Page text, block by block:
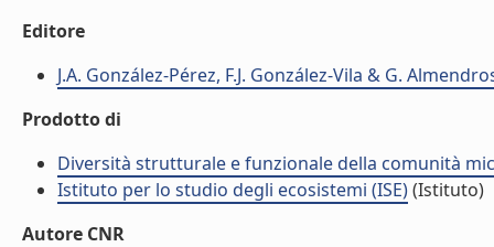
Editore
J.A. González-Pérez, F.J. González-Vila & G.
Prodotto di
Diversità strutturale e funzionale della comunità
Istituto per lo studio degli ecosistemi (ISE)(Istituto)
Autore CNR